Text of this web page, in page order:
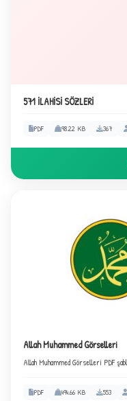
571 İLAHİSİ SÖZLERİ
PDF 98.22 KB 367
Allah Muhammed Görselleri
Allah Muhammed Görselleri PDF
PDF 494.66 KB 553